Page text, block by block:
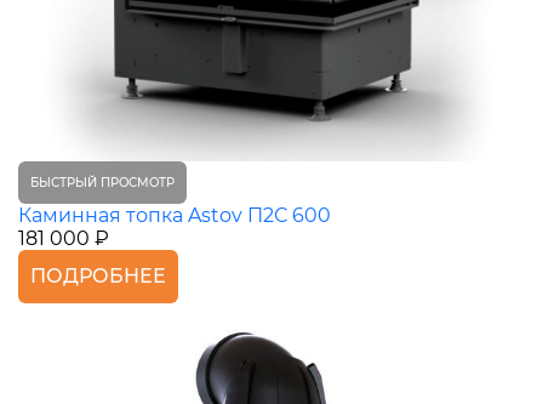
БЫСТРЫЙ ПРОСМОТР
Каминная топка Astov П2С 600
181 000 ₽
ПОДРОБНЕЕ